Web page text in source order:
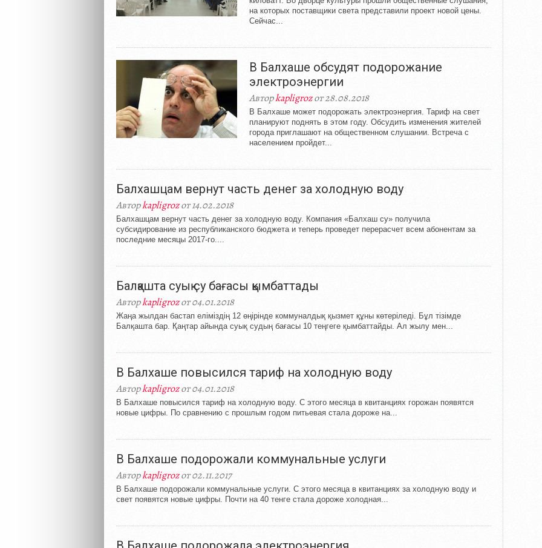
на которых поставщики света представили проект новой цены.
Сейчас...
В Балхаше обсудят подорожание
электроэнергии
Авторkapligrozот 28.08.2018
В Балхаше может подорожать электроэнергия. Тариф на свет
планируют поднять в этом году. Обсудить изменения жителей
города приглашают на общественном слушании. Встреча с
населением пройдет...
Балхашцам вернут часть денег за холодную воду
Авторkapligrozот 14.02.2018
Балхашцам вернут часть денег за холодную воду. Компания «Балхаш су» получила
субсидирование из республиканского бюджета и теперь проведет перерасчет всем абонентам за
последние месяцы 2017-го....
Балқашта суық су бағасы қымбаттады
Авторkapligrozот 04.01.2018
Жаңа жылдан бастап еліміздің 12 өңірінде коммуналдық қызмет құны көтеріледі. Бұл тізімде
Балқашта бар. Қаңтар айында суық судың бағасы 10 теңгеге қымбаттайды. Ал жылу мен...
В Балхаше повысился тариф на холодную воду
Авторkapligrozот 04.01.2018
В Балхаше повысился тариф на холодную воду. С этого месяца в квитанциях горожан появятся
новые цифры. По сравнению с прошлым годом питьевая стала дороже на...
В Балхаше подорожали коммунальные услуги
Авторkapligrozот 02.11.2017
В Балхаше подорожали коммунальные услуги. С этого месяца в квитанциях за холодную воду и
свет появятся новые цифры. Почти на 40 тенге стала дороже холодная...